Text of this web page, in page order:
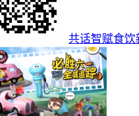
共话智赋食饮